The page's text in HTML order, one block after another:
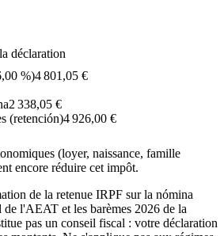
déclaration
%)4 801,05 €
2 338,05 €
(retención)4 926,00 €
(loyer, naissance, famille
encore réduire cet impôt.
de la retenue IRPF sur la nómina
l'AEAT et les barèmes 2026 de la
pas un conseil fiscal : votre déclaration